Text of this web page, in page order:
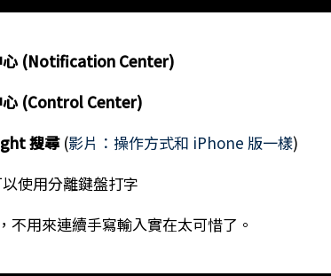
心 (Notification Center)
心 (Control Center)
搜尋(影片：操作方式和 iPhone 版一樣)
使用分離鍵盤打字
不用來連續手寫輸入實在太可惜了。